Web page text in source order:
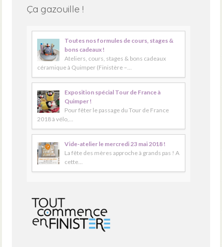
Ça gazouille !
Toutes nos formules de cours, stages &
bons cadeaux !
Ateliers, cours, stages & bons cadeaux
céramique à Quimper (Finistère –…
Exposition spécial Tour de France à
Quimper !
Pour fêter le passage du Tour de France
2018 à vélo,…
Vide-atelier le mercredi 23 mai 2018 !
La fête des mères approche à grands pas ! A
cette…